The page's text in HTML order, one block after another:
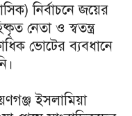
নির্বাচনে জয়ের
নেতা ও স্বতন্ত্র
ভোটের ব্যবধানে
ইসলামিয়া